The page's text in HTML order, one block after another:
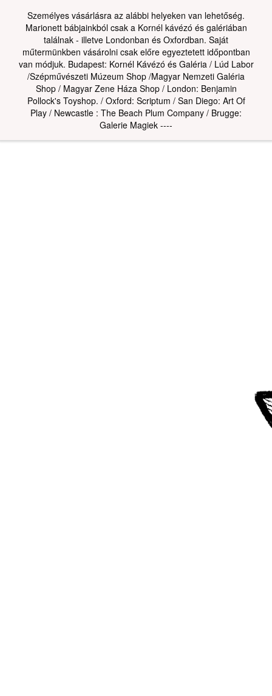
Személyes vásárlásra az alábbi helyeken van lehetőség.
Marionett bábjainkból csak a Kornél kávézó és galériában
találnak - illetve Londonban és Oxfordban. Saját
műtermünkben vásárolni csak előre egyeztetett időpontban
van módjuk. Budapest: Kornél Kávézó és Galéria / Lúd Labor
/Szépművészeti Múzeum Shop /Magyar Nemzeti Galéria
Shop / Magyar Zene Háza Shop / London: Benjamin
Pollock's Toyshop. / Oxford: Scriptum / San Diego: Art Of
Play / Newcastle : The Beach Plum Company / Brugge:
Galerie Magiek ----